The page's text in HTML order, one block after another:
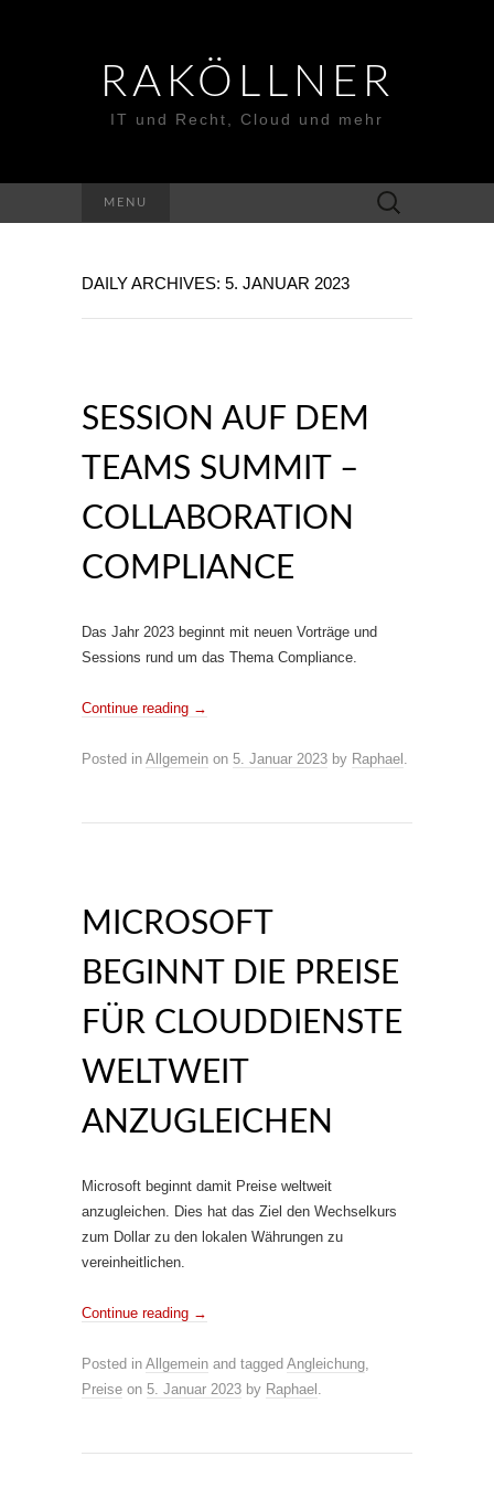
RAKÖLLNER
IT und Recht, Cloud und mehr
MENU
Suchen
nach:
DAILY ARCHIVES: 5. JANUAR 2023
SESSION AUF DEM
TEAMS SUMMIT –
COLLABORATION
COMPLIANCE
Das Jahr 2023 beginnt mit neuen Vorträge und
Sessions rund um das Thema Compliance.
Continue reading →
Posted in Allgemein on 5. Januar 2023 by Raphael .
MICROSOFT
BEGINNT DIE PREISE
FÜR CLOUDDIENSTE
WELTWEIT
ANZUGLEICHEN
Microsoft beginnt damit Preise weltweit
anzugleichen. Dies hat das Ziel den Wechselkurs
zum Dollar zu den lokalen Währungen zu
vereinheitlichen.
Continue reading →
Posted in Allgemein and tagged Angleichung,
Preise on 5. Januar 2023 by Raphael .